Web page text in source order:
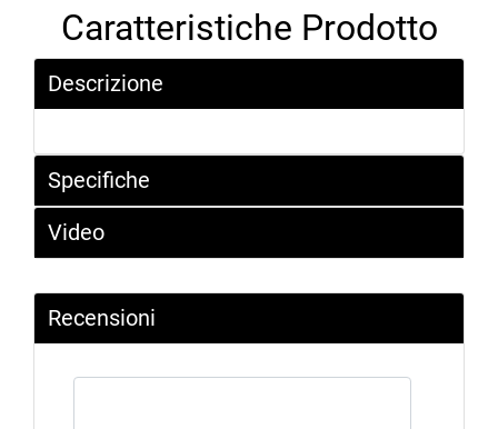
Caratteristiche Prodotto
Descrizione
Specifiche
Video
Recensioni